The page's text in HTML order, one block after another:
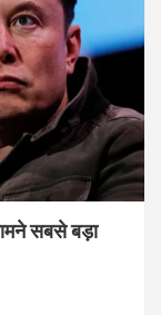
सबसे बड़ा